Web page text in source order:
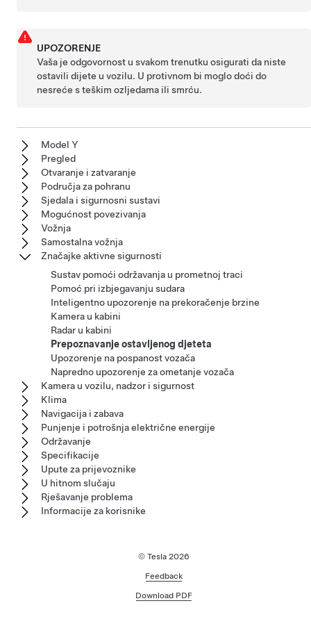
UPOZORENJE
Vaša je odgovornost u svakom trenutku osigurati da niste
ostavili dijete u vozilu. U protivnom bi moglo doći do
nesreće s teškim ozljedama ili smrću.
Model Y
Pregled
Otvaranje i zatvaranje
Područja za pohranu
Sjedala i sigurnosni sustavi
Mogućnost povezivanja
Vožnja
Samostalna vožnja
Značajke aktivne sigurnosti
Sustav pomoći održavanja u prometnoj traci
Pomoć pri izbjegavanju sudara
Inteligentno upozorenje na prekoračenje brzine
Kamera u kabini
Radar u kabini
Prepoznavanje ostavljenog djeteta
Upozorenje na pospanost vozača
Napredno upozorenje za ometanje vozača
Kamera u vozilu, nadzor i sigurnost
Klima
Navigacija i zabava
Punjenje i potrošnja električne energije
Održavanje
Specifikacije
Upute za prijevoznike
U hitnom slučaju
Rješavanje problema
Informacije za korisnike
© Tesla 2026
Feedback
Download PDF